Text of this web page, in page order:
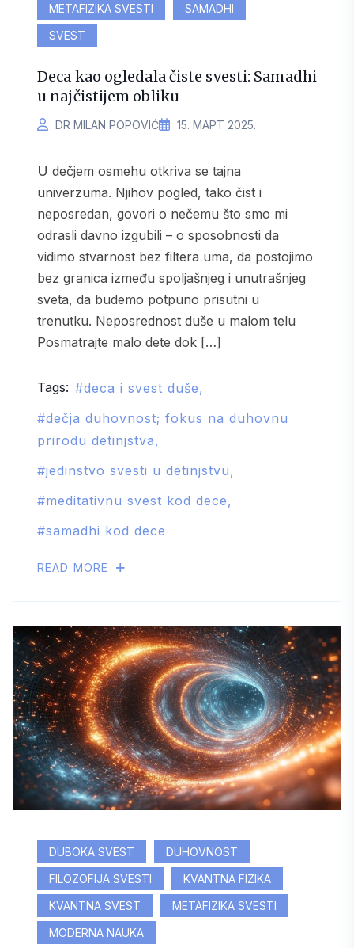
METAFIZIKA SVESTI
SAMADHI
SVEST
Deca kao ogledala čiste svesti: Samadhi
u najčistijem obliku
DR MILAN POPOVIĆ 15. МАРТ 2025.
U dečjem osmehu otkriva se tajna
univerzuma. Njihov pogled, tako čist i
neposredan, govori o nečemu što smo mi
odrasli davno izgubili – o sposobnosti da
vidimo stvarnost bez filtera uma, da postojimo
bez granica između spoljašnjeg i unutrašnjeg
sveta, da budemo potpuno prisutni u
trenutku. Neposrednost duše u malom telu
Posmatrajte malo dete dok […]
Tags:
deca i svest duše
dečja duhovnost; fokus na duhovnu
prirodu detinjstva
jedinstvo svesti u detinjstvu
meditativnu svest kod dece
samadhi kod dece
READ MORE
DUBOKA SVEST
DUHOVNOST
FILOZOFIJA SVESTI
KVANTNA FIZIKA
KVANTNA SVEST
METAFIZIKA SVESTI
MODERNA NAUKA